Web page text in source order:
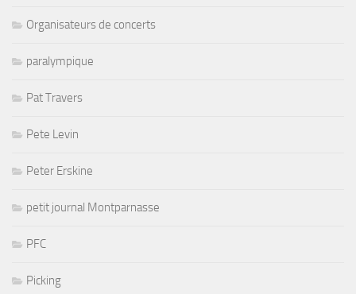
Organisateurs de concerts
paralympique
Pat Travers
Pete Levin
Peter Erskine
petit journal Montparnasse
PFC
Picking